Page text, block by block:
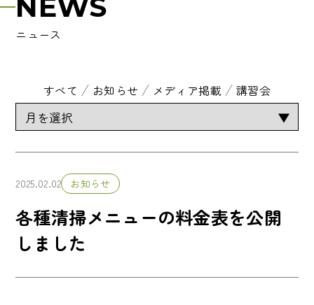
ニュース
すべて お知らせ メディア掲載 講習会
2025.02.02 お知らせ
各種清掃メニューの料金表を公開
しました